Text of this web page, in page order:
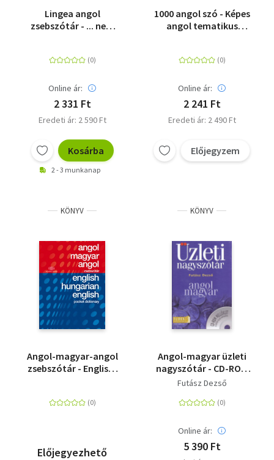
Lingea angol
zsebszótár - ... nem
Online ár:
2 331 Ft
Eredeti ár: 2 590 Ft
Kosárba
2 - 3 munkanap
1000 angol szó - Képes
angol tematikus
Online ár:
2 241 Ft
Eredeti ár: 2 490 Ft
Előjegyzem
KÖNYV
Angol-magyar-angol
zsebszótár - English-
Előjegyezhető
KÖNYV
Angol-magyar üzleti
nagyszótár - CD-ROM
MELLÉKLET A SZÓTÁR
Futász Dezső
Online ár:
5 390 Ft